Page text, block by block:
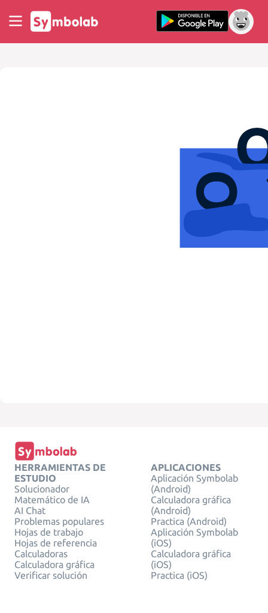
HERRAMIENTAS DE
ESTUDIO
Solucionador
Matemático de IA
AI Chat
Problemas populares
Hojas de trabajo
Hojas de referencia
Calculadoras
Calculadora gráfica
Verificar solución
APLICACIONES
Aplicación Symbolab
(Android)
Calculadora gráfica
(Android)
Practica (Android)
Aplicación Symbolab
(iOS)
Calculadora gráfica
(iOS)
Practica (iOS)